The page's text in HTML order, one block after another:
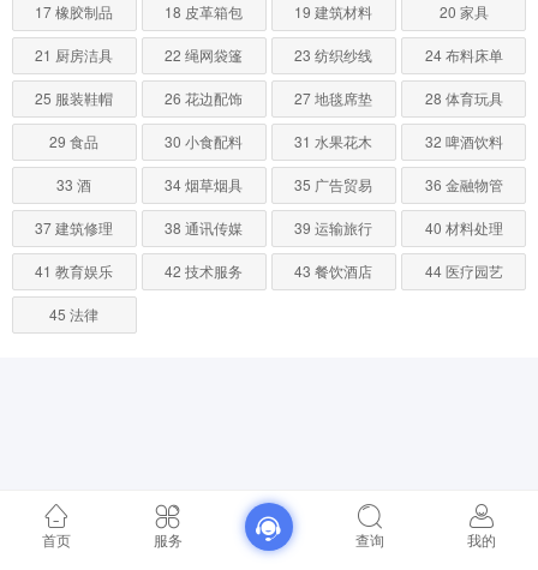
17 橡胶制品 18 皮革箱包 19 建筑材料 20 家具
21 厨房洁具 22 绳网袋篷 23 纺织纱线 24 布料床单
25 服装鞋帽 26 花边配饰 27 地毯席垫 28 体育玩具
29 食品 30 小食配料 31 水果花木 32 啤酒饮料
33 酒 34 烟草烟具 35 广告贸易 36 金融物管
37 建筑修理 38 通讯传媒 39 运输旅行 40 材料处理
41 教育娱乐 42 技术服务 43 餐饮酒店 44 医疗园艺
45 法律
首页 服务 查询 我的